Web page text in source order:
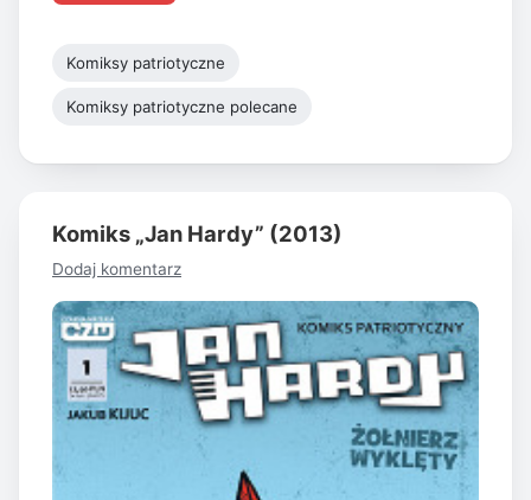
Komiksy patriotyczne
Komiksy patriotyczne polecane
Komiks „Jan Hardy” (2013)
Dodaj komentarz